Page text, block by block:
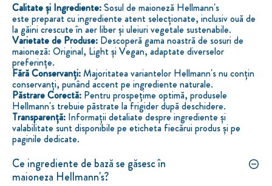
Calitate și Ingrediente:Sosul de maioneză Hellmann's
este preparat cu ingrediente atent selecționate, inclusiv ouă de
la găini crescute în aer liber și uleiuri vegetale sustenabile.
Varietate de Produse: Descoperă gama noastră de sosuri de
maioneză: Original, Light și Vegan, adaptate diverselor
preferințe.
Fără Conservanți:Majoritatea variantelor Hellmann's nu conțin
conservanți, punând accent pe ingrediente naturale.
Păstrare Corectă: Pentru prospețime optimă, produsele
Hellmann's trebuie păstrate la frigider după deschidere.
Transparență: Informații detaliate despre ingrediente și
valabilitate sunt disponibile pe eticheta fiecărui produs și pe
paginile dedicate.
Ce ingrediente de bază se găsesc în
maioneza Hellmann's?